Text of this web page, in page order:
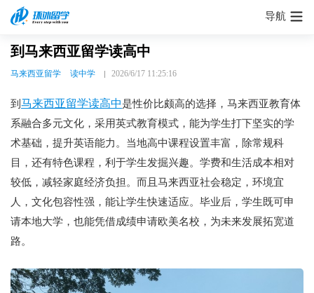
导航
到马来西亚留学读高中
马来西亚留学 读中学 2026/6/17 11:25:16
到 马来西亚留学读高中是性价比颇高的选择，马来西亚教育体
系融合多元文化，采用英式教育模式，能为学生打下坚实的学
术基础，提升英语能力。当地高中课程设置丰富，除常规科
目，还有特色课程，利于学生发掘兴趣。学费和生活成本相对
较低，减轻家庭经济负担。而且马来西亚社会稳定，环境宜
人，文化包容性强，能让学生快速适应。毕业后，学生既可申
请本地大学，也能凭借成绩申请欧美名校，为未来发展拓宽道
路。